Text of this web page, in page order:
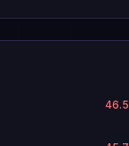
46.5